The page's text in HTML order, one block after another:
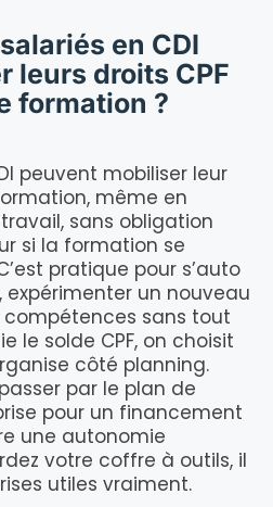
en CDI
leurs droits CPF
formation ?
peuvent mobiliser leur
même en
sans obligation
si la formation se
pratique pour s’auto
un nouveau
sans tout
le solde CPF, on choisit
côté planning.
par le plan de
pour un financement
une autonomie
votre coffre à outils, il
utiles vraiment.